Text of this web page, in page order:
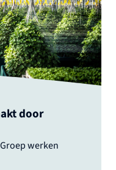
door
werken